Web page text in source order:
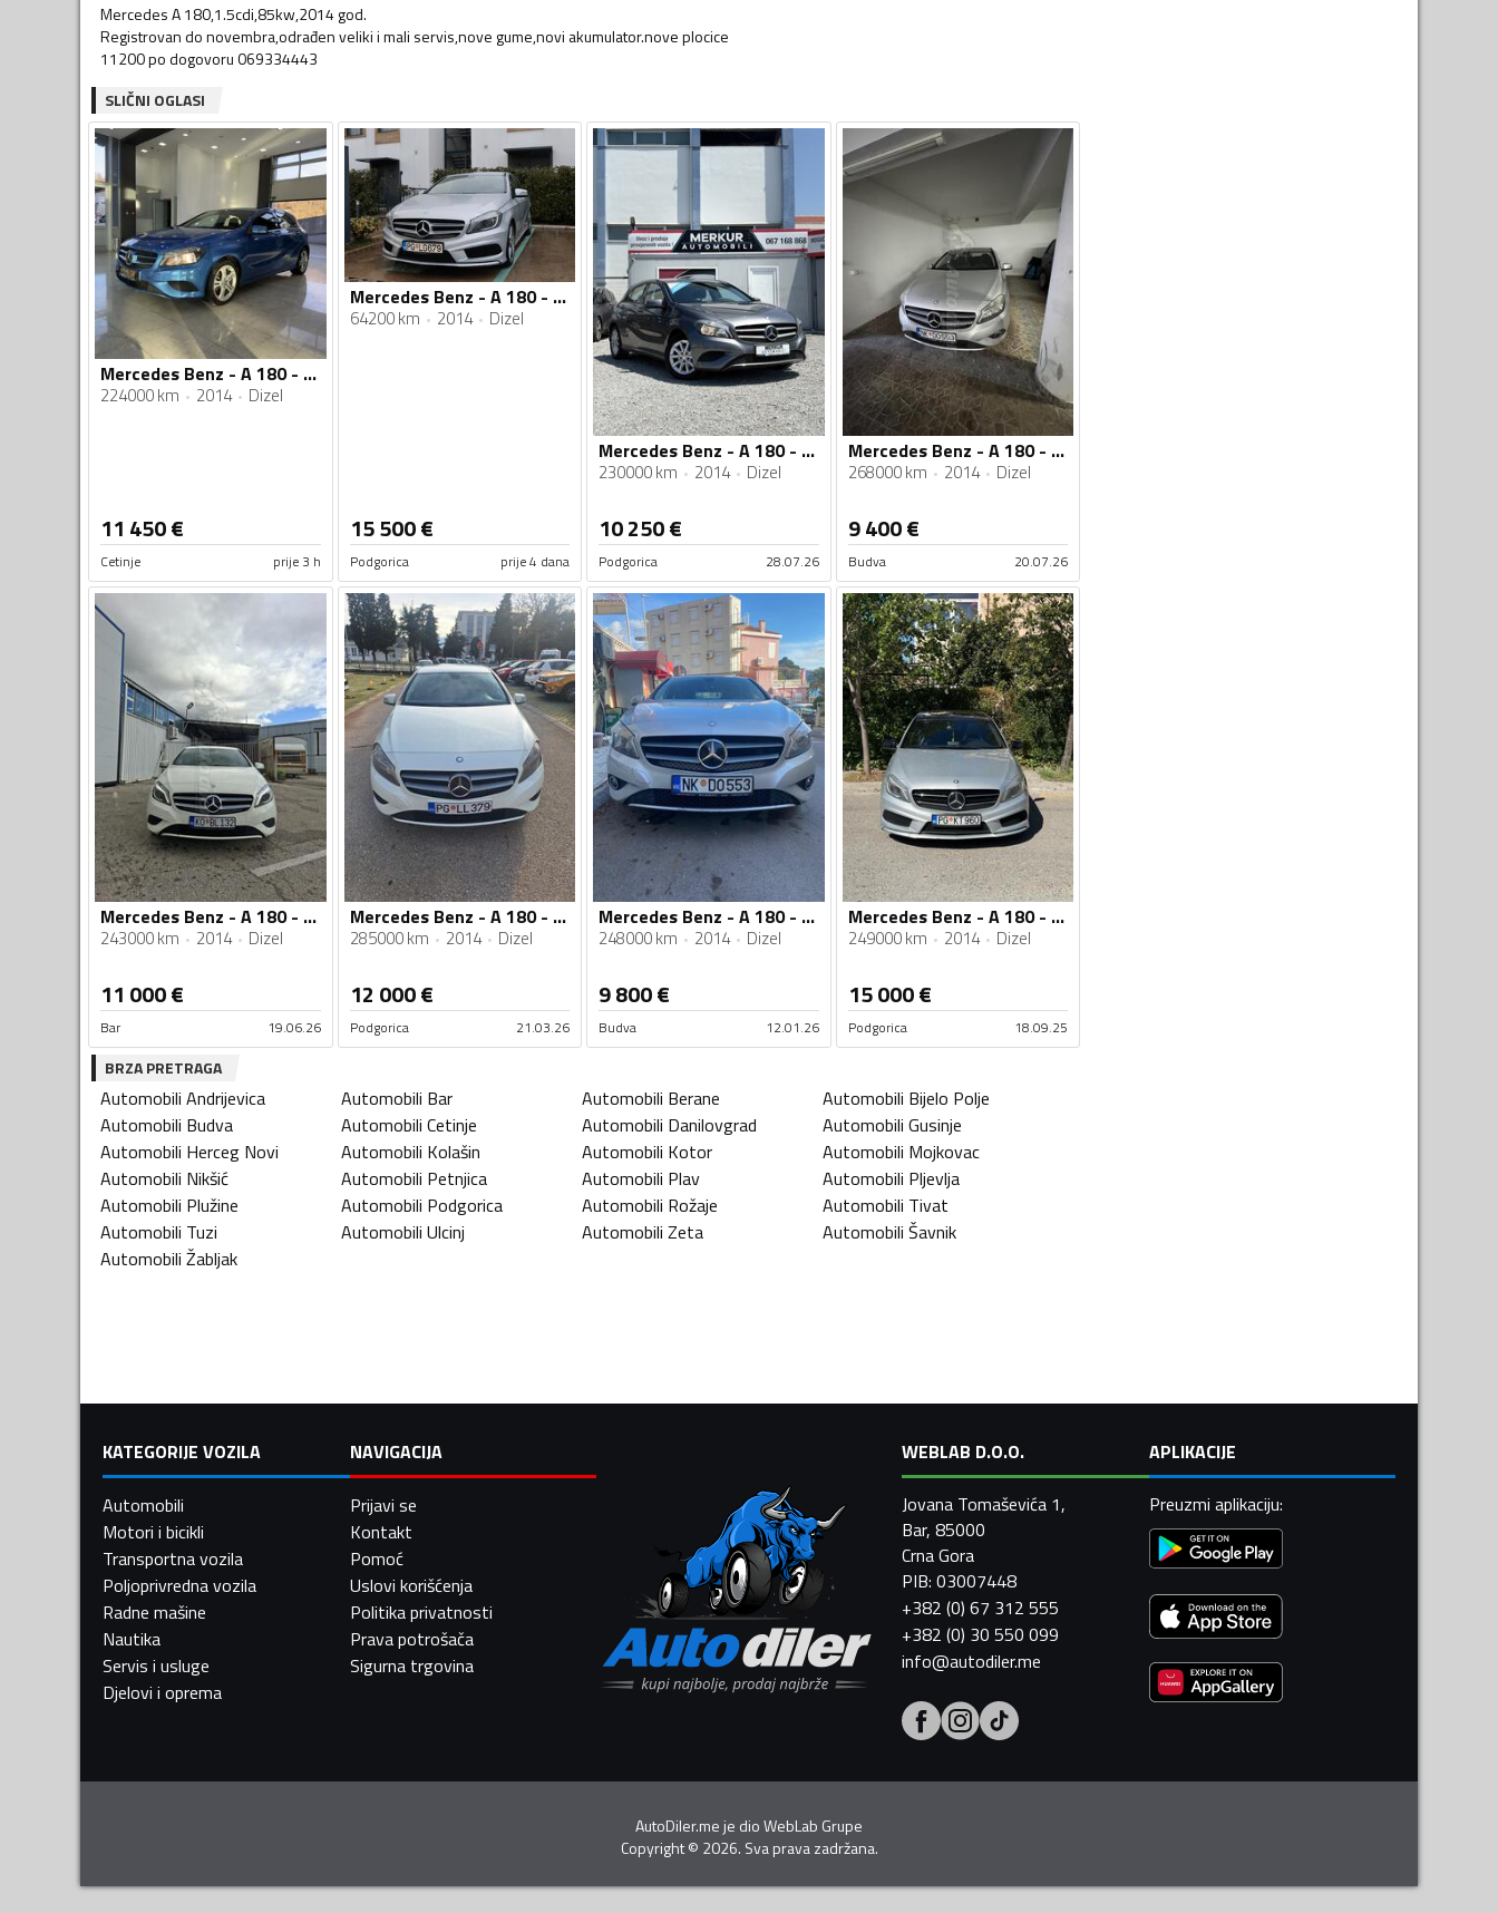
Mercedes A 180,1.5cdi,85kw,2014 god.
Registrovan do novembra,odrađen veliki i mali servis,nove gume,novi akumulator.nove plocice
11200 po dogovoru 069334443
SLIČNI OGLASI
Mercedes Benz - A 180 - CDI
224000 km 2014 Dizel
11 450€
Cetinje prije 3 h
Mercedes Benz - A 180 - 1.5 DCI
64200 km 2014 Dizel
15 500€
Podgorica prije 4 dana
Mercedes Benz - A 180 - CDI
230000 km 2014 Dizel
10 250€
Podgorica 28.07.26
Mercedes Benz - A 180 - 180 CDI
268000 km 2014 Dizel
9 400€
Budva 20.07.26
Mercedes Benz - A 180 - 1.5 CDI
243000 km 2014 Dizel
11 000€
Bar 19.06.26
Mercedes Benz - A 180 - 1.5 TDI
285000 km 2014 Dizel
12 000€
Podgorica 21.03.26
Mercedes Benz - A 180 - Mercedes Benz A 180 CDI 80 kw
248000 km 2014 Dizel
9 800€
Budva 12.01.26
Mercedes Benz - A 180 - 1.5dci
249000 km 2014 Dizel
15 000€
Podgorica 18.09.25
BRZA PRETRAGA
Automobili Andrijevica Automobili Bar Automobili Berane Automobili Bijelo Polje
Automobili Budva Automobili Cetinje Automobili Danilovgrad Automobili Gusinje
Automobili Herceg Novi Automobili Kolašin Automobili Kotor Automobili Mojkovac
Automobili Nikšić Automobili Petnjica Automobili Plav Automobili Pljevlja
Automobili Plužine Automobili Podgorica Automobili Rožaje Automobili Tivat
Automobili Tuzi Automobili Ulcinj Automobili Zeta Automobili Šavnik
Automobili Žabljak
KATEGORIJE VOZILA
Automobili
Motori i bicikli
Transportna vozila
Poljoprivredna vozila
Radne mašine
Nautika
Servis i usluge
Djelovi i oprema
NAVIGACIJA
Prijavi se
Kontakt
Pomoć
Uslovi korišćenja
Politika privatnosti
Prava potrošača
Sigurna trgovina
WEBLAB D.O.O.
Jovana Tomaševića 1,
Bar, 85000
Crna Gora
PIB: 03007448
+382 (0) 67 312 555
+382 (0) 30 550 099
info@autodiler.me
APLIKACIJE
Preuzmi aplikaciju:
AutoDiler.me je dioWebLab Grupe
Copyright© 2026. Sva prava zadržana.